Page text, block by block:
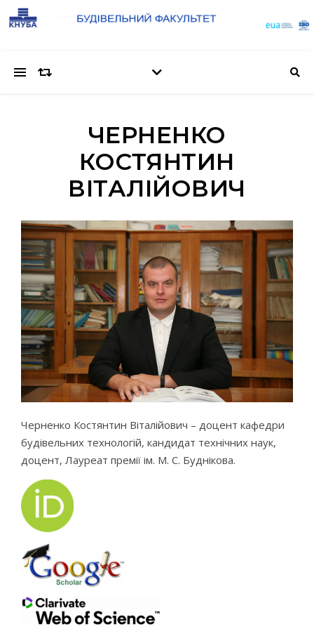
ЧЕРНЕНКО
КОСТЯНТИН
ВІТАЛІЙОВИЧ
Черненко Костянтин Віталійович – доцент кафедри
будівельних технологій, кандидат технічних наук,
доцент, Лауреат премії ім. М. С. Буднікова.